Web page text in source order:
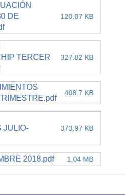
DE
120.07 KB
TERCER
327.82 KB
408.7 KB
JULIO-
373.97 KB
2018.pdf 1.04 MB